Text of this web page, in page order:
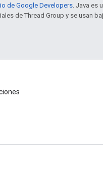
de Google Developers. Java es
de Thread Group y se usan